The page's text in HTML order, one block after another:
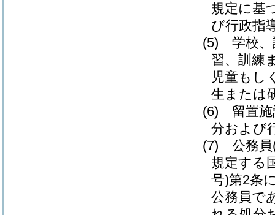
規定に基
び行政指
(5)
学校
習、訓練
児童もし
生または
(6)
留置
分および
(7)
公務員
規定する
号)第2条
公務員で